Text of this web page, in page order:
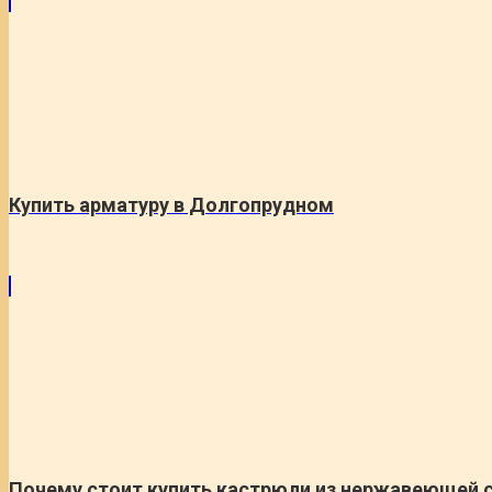
Купить арматуру в Долгопрудном